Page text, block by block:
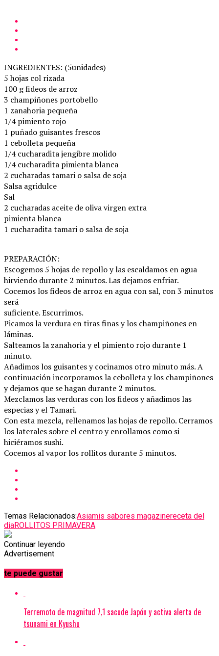
INGREDIENTES: (5unidades)
5 hojas col rizada
100 g fideos de arroz
3 champiñones portobello
1 zanahoria pequeña
1/4 pimiento rojo
1 puñado guisantes frescos
1 cebolleta pequeña
1/4 cucharadita jengibre molido
1/4 cucharadita pimienta blanca
2 cucharadas tamari o salsa de soja
Salsa agridulce
Sal
2 cucharadas aceite de oliva virgen extra
pimienta blanca
1 cucharadita tamari o salsa de soja
PREPARACIÓN:
Escogemos 5 hojas de repollo y las escaldamos en agua
hirviendo durante 2 minutos. Las dejamos enfriar.
Cocemos los fideos de arroz en agua con sal, con 3 minutos
será
suficiente. Escurrimos.
Picamos la verdura en tiras finas y los champiñones en
láminas.
Salteamos la zanahoria y el pimiento rojo durante 1
minuto.
Añadimos los guisantes y cocinamos otro minuto más. A
continuación incorporamos la cebolleta y los champiñones
y dejamos que se hagan durante 2 minutos.
Mezclamos las verduras con los fideos y añadimos las
especias y el Tamari.
Con esta mezcla, rellenamos las hojas de repollo. Cerramos
los laterales sobre el centro y enrollamos como si
hiciéramos sushi.
Cocemos al vapor los rollitos durante 5 minutos.
Temas Relacionados:Asiamis sabores magazinereceta del
diaROLLITOS PRIMAVERA
Continuar leyendo
Advertisement
te puede gustar
Terremoto de magnitud 7,1 sacude Japón y activa alerta de
tsunami en Kyushu